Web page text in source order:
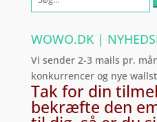
efter:
WOWO.DK |
Vi sender 2-3 mails pr.
konkurrencer og nye
Tak for din
bekræfte den